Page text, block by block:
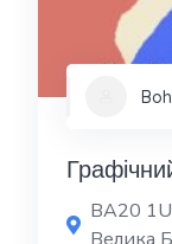
BA20